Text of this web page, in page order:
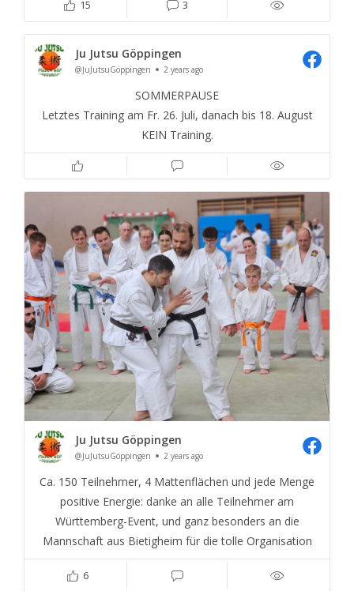
15 3
Ju Jutsu Göppingen
@JuJutsuGöppingen 2 years ago
SOMMERPAUSE
Letztes Training am Fr. 26. Juli, danach bis 18. August
KEIN Training.
Ju Jutsu Göppingen
@JuJutsuGöppingen 2 years ago
Ca. 150 Teilnehmer, 4 Mattenflächen und jede Menge
positive Energie: danke an alle Teilnehmer am
Württemberg-Event, und ganz besonders an die
Mannschaft aus Bietigheim für die tolle Organisation
6